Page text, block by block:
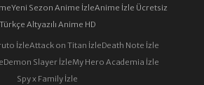
Yeni Sezon Anime İzleAnime İzle Ücretsiz
Türkçe Altyazılı Anime HD
İzleAttack on Titan İzleDeath Note İzle
Demon Slayer İzleMy Hero Academia İzle
Spy x Family İzle